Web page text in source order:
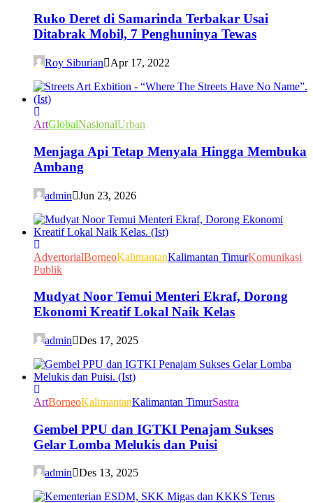
Ruko Deret di Samarinda Terbakar Usai
Ditabrak Mobil, 7 Penghuninya Tewas
Roy Siburian Apr 17, 2022
ArtGlobalNasionalUrban
Menjaga Api Tetap Menyala Hingga Membuka
Ambang
admin Jun 23, 2026
AdvertorialBorneoKalimantanKalimantan TimurKomunikasi
Publik
Mudyat Noor Temui Menteri Ekraf, Dorong
Ekonomi Kreatif Lokal Naik Kelas
admin Des 17, 2025
ArtBorneoKalimantanKalimantan TimurSastra
Gembel PPU dan IGTKI Penajam Sukses
Gelar Lomba Melukis dan Puisi
admin Des 13, 2025